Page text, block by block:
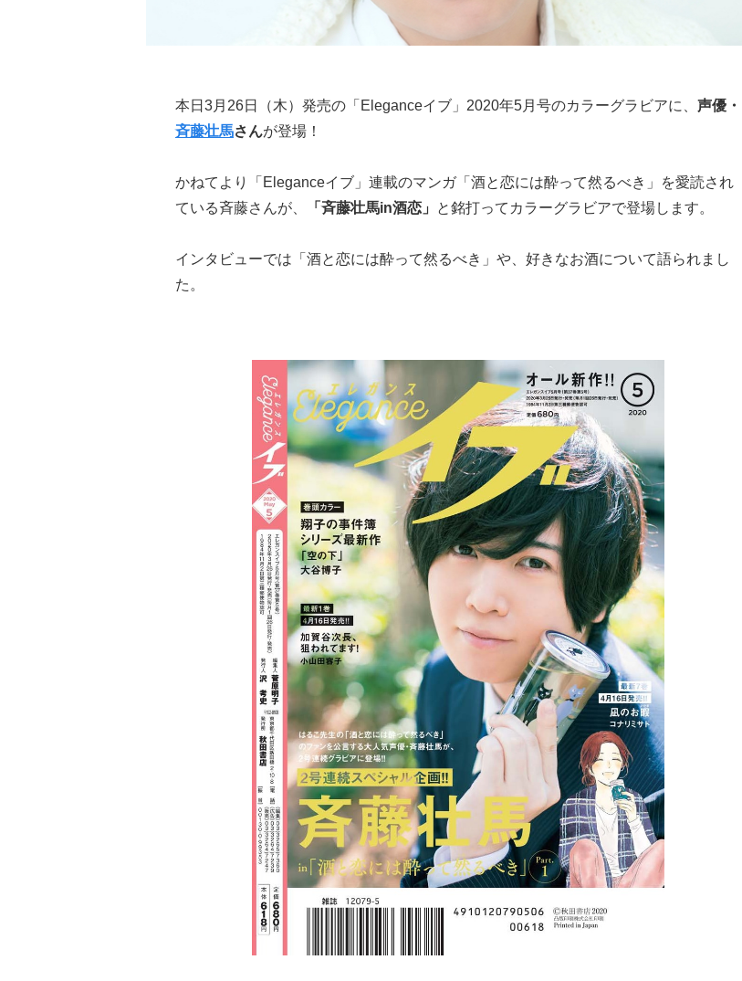
本日3月26日（木）発売の「Eleganceイブ」2020年5月号のカラーグラビアに、 声優・
斉藤壮馬さんが登場！
かねてより「Eleganceイブ」連載のマンガ「酒と恋には酔って然るべき」を愛読され
ている斉藤さんが、
「斉藤壮馬in酒恋」 と銘打ってカラーグラビアで登場します。
インタビューでは「酒と恋には酔って然るべき」や、好きなお酒について語られまし
た。